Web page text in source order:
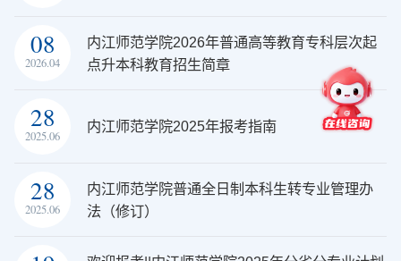
08
2026.04
内江师范学院2026年普通高等教育专科层次起
点升本科教育招生简章
28
2025.06
内江师范学院2025年报考指南
28
2025.06
内江师范学院普通全日制本科生转专业管理办
法（修订）